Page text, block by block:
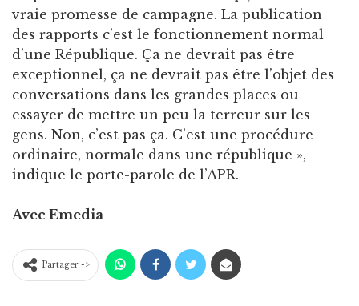
vraie promesse de campagne. La publication
des rapports c’est le fonctionnement normal
d’une République. Ça ne devrait pas être
exceptionnel, ça ne devrait pas être l’objet des
conversations dans les grandes places ou
essayer de mettre un peu la terreur sur les
gens. Non, c’est pas ça. C’est une procédure
ordinaire, normale dans une république »,
indique le porte-parole de l’APR.
Avec Emedia
Partager ->